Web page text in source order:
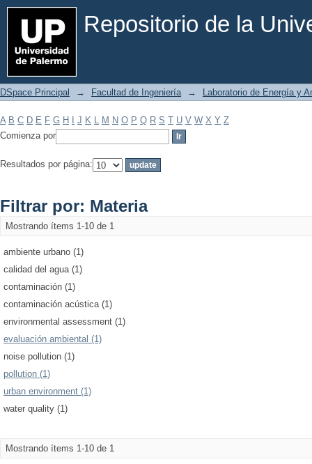
Repositorio de la
Filtrar por: Materia
DSpace Principal → Facultad de Ingeniería → Laboratorio de Energía y
A B C D E F G H J K L M N O P Q R S T U V W X Y Z
Comienza por
Resultados por página:
Filtrar por: Materia
Mostrando ítems 1-10 de 1
ambiente urbano (1)
calidad del agua (1)
contaminación (1)
contaminación acústica (1)
environmental assessment (1)
evaluación ambiental (1)
noise pollution (1)
pollution (1)
urban environment (1)
water quality (1)
Mostrando ítems 1-10 de 1